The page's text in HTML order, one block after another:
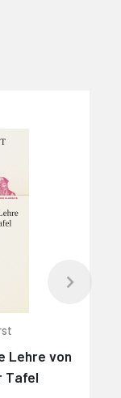
Lehre von
Tafel